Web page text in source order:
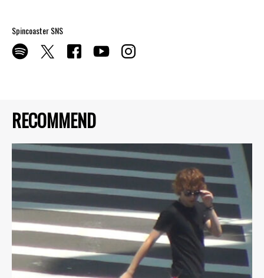
RECOMMEND
Spincoaster SNS